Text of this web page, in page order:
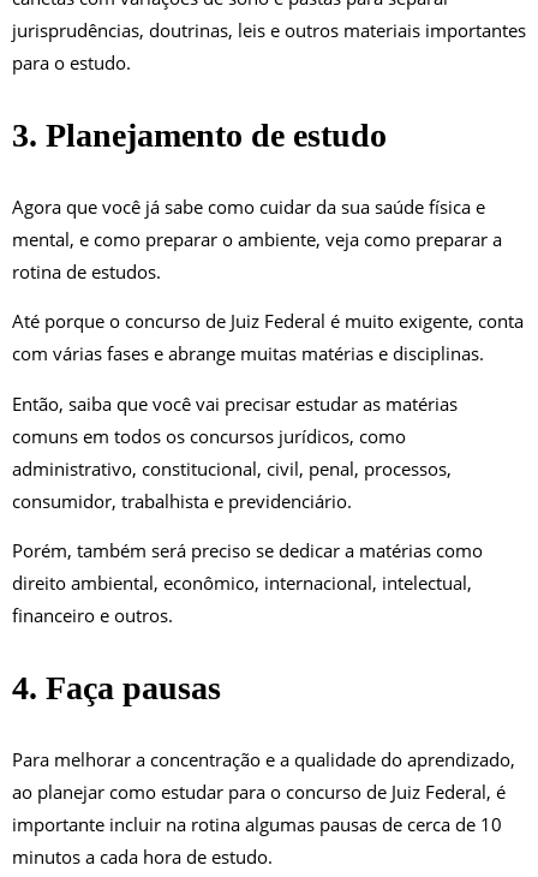
jurisprudências, doutrinas, leis e outros materiais importantes
para o estudo.
3. Planejamento de estudo
Agora que você já sabe como cuidar da sua saúde física e
mental, e como preparar o ambiente, veja como preparar a
rotina de estudos.
Até porque o concurso de Juiz Federal é muito exigente, conta
com várias fases e abrange muitas matérias e disciplinas.
Então, saiba que você vai precisar estudar as matérias
comuns em todos os concursos jurídicos, como
administrativo, constitucional, civil, penal, processos,
consumidor, trabalhista e previdenciário.
Porém, também será preciso se dedicar a matérias como
direito ambiental, econômico, internacional, intelectual,
financeiro e outros.
4. Faça pausas
Para melhorar a concentração e a qualidade do aprendizado,
ao planejar como estudar para o concurso de Juiz Federal, é
importante incluir na rotina algumas pausas de cerca de 10
minutos a cada hora de estudo.